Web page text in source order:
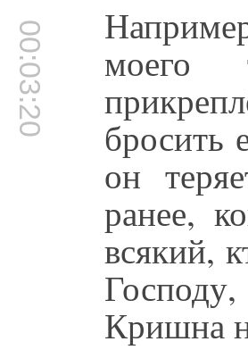
00:03:20 моего
бросить
он
ранее,
всякий,
Кришна